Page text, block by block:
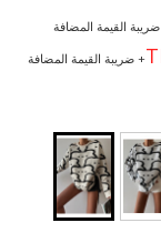
القيمة المضافة
+ ضريبة القيمة المضافة